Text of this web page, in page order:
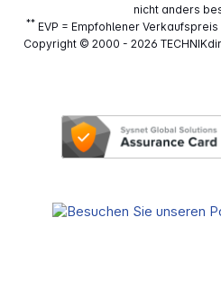
nicht anders
**EVP = Empfohlener
Copyright © 2000 - 2026